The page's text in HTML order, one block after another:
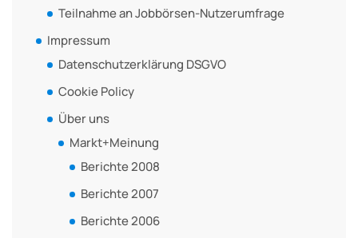
Teilnahme an Jobbörsen-Nutzerumfrage
Impressum
Datenschutzerklärung DSGVO
Cookie Policy
Über uns
Markt+Meinung
Berichte 2008
Berichte 2007
Berichte 2006